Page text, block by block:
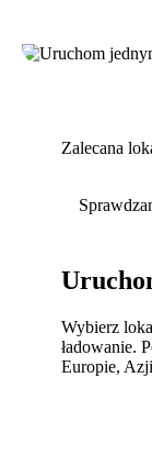
Zalecana
Wybierz
ładowanie.
Europie,